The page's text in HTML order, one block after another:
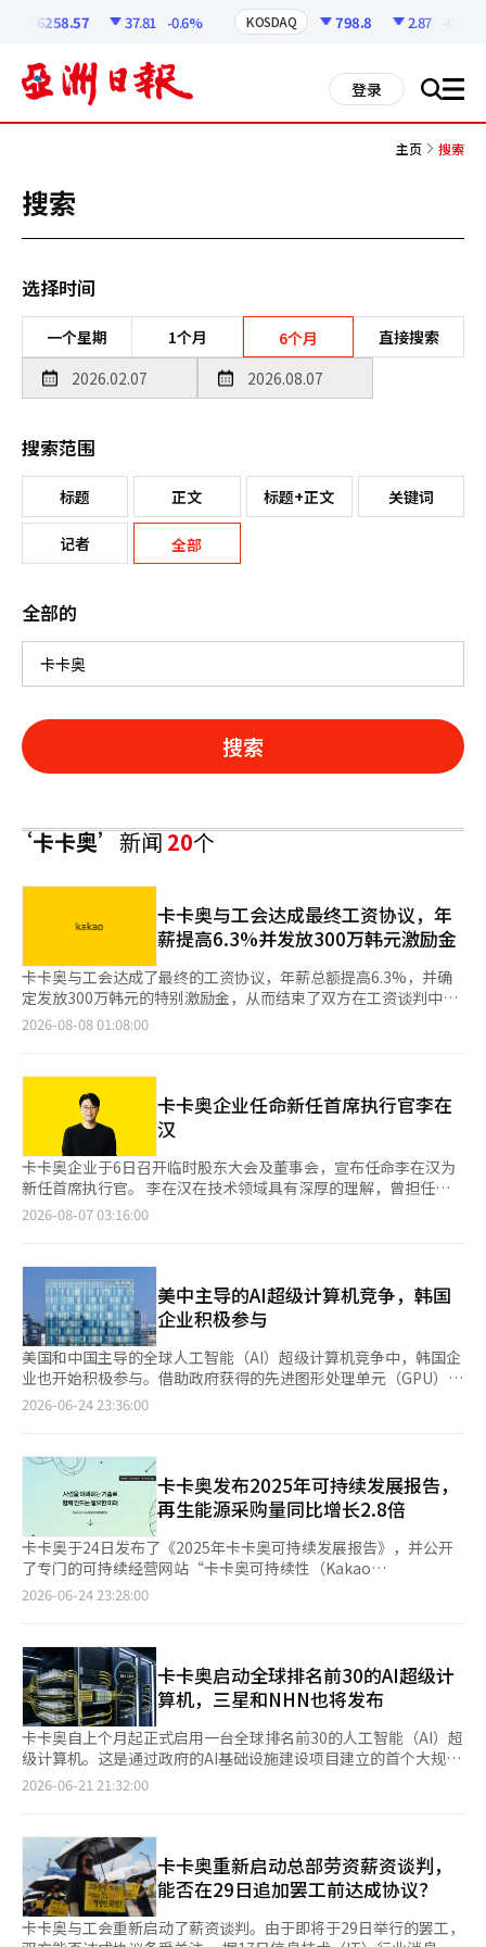
6258.57 37.81 -0.6% KOSDAQ 798.8 2.87 -0.36%
登录 搜 all
主页 搜索
搜索
选择时间
一个星期 1个月 6个月 直接搜索
搜索范围
标题 正文 标题+正文 关键词
记者 全部
全部的
搜索
‘卡卡奥’新闻20个
卡卡奥与工会达成最终工资协议，年
薪提高6.3%并发放300万韩元激励金
卡卡奥与工会达成了最终的工资协议，年薪总额提高6.3%，并确
定发放300万韩元的特别激励金，从而结束了双方在工资谈判中的
不确定性。 卡卡奥于7日表示，经过工会成员投票程序，最终达成
还将获得300万韩元的特别激励金。 卡卡奥表示，将认真履行此次
谈判达成的协议，并计划与工会共同努力，创造可持续发展的环
境，使员工能够更加专注于工作。 此次协议的达成标志着今年工
资上涨的劳资谈判已圆满结束。卡卡奥将基于工资协议的实施，提
升组织的稳定性，并专注于增强业务竞争力。 ※ 本报道经人工智
能（AI）系统翻译与编辑。
2026-08-08 01:08:00
卡卡奥企业任命新任首席执行官李在
汉
卡卡奥企业于6日召开临时股东大会及董事会，宣布任命李在汉为
新任首席执行官。 李在汉在技术领域具有深厚的理解，曾担任云
基础设施/数字转型（DX）部门负责人及业务部门负责人，因其在
础设施架构设计与运营。 李在汉将专注于稳定维护卡卡奥企业的
核心业务，包括人工智能基础设施和混合GPU即服务
（GPUaaS），同时进一步增强人工智能转型（AX）的领先能力，
以提升企业和机构客户的信任，建立可持续的增长基础。 李在汉
表示：“在人工智能创造的新范式中，人工智能数据中心、云基础
设施和人工智能平台正迎来一个重要的转折点。”他强调：“在这
样一个重要的变革时期，我将充分发挥卡卡奥企业的云专业知识和
技术能力，引领人工智能转型，推动整个行业的变革。”※ 本报
2026-08-07 03:16:00
美中主导的AI超级计算机竞争，韩国
企业积极参与
美国和中国主导的全球人工智能（AI）超级计算机竞争中，韩国企
业也开始积极参与。借助政府获得的先进图形处理单元（GPU），
NHN、三星电子和卡卡奥等公司正在构建世界一流的AI超级计算
计算机排名“TOP500”中，NHN云的“NIPA-CL1”排名第20，
三星电子的“SSC-24”排名第25，卡卡奥云的“NIPA”排名第
卡卡奥云（第74位）、三星电子的“SSC-21”（第84位）等也进
入了前100名。共有7个国内系统进入TOP100，显示出韩国在AI基
础设施竞争中的实力提升。 科学技术信息通信部通过去年实施
的“AI计算资源利用基础强化项目”，投入约1.46万亿韩元，获得
了超过1.3万张的先进GPU，包括NVIDIA的B200和H200等。 进入
建、运营支持项目”建立的系统。NHN云利用4080张B200 GPU构
建了NIPA-CL1，而卡卡奥则利用2040张B200 GPU构建了NIPA-
CL2。 业界人士认为，这一成就不仅仅是获得GPU的结果，更是证
明了实际运营技术能力的案例。AI超级计算机的GPU数量越多，节
点间的通信量急剧增加，容易出现瓶颈。能够稳定地连接数千张
GPU的运营能力被视为AI时代的核心竞争力。 NHN云基于国家数
据中心和公共云业务积累的大规模基础设施运营经验，构建了一个
连接4080张B200 GPU的超大规模集群。业界指出，为了有效运营
的。 卡卡奥云同样应用了基于NVIDIA InfiniBand网络的通信优化
技术，提高了GPU间的通信效率。公司表示，HPL基准测试记录了
69.1佩塔浮点运算每秒（PFLOPS）的实际性能，GPU通信效率达
到了理论最大值的95%。 一位业内人士表示：“过去，获得多少
GPU很重要，而现在，如何高效地连接和运营数千张GPU才是竞争
力。”他指出，“此次TOP500的结果显示，国内企业具备了世界
2026-06-24 23:36:00
卡卡奥发布2025年可持续发展报告，
再生能源采购量同比增长2.8倍
卡卡奥于24日发布了《2025年卡卡奥可持续发展报告》，并公开
了专门的可持续经营网站“卡卡奥可持续性（Kakao
sustainability）”。 此次报告采用了全球披露标准（ISSB），并
行了可视化展示。 在环境方面，卡卡奥确认其位于安山的数据中
心通过能源效率提升每年减少了4753吨二氧化碳当量（tCO2eq）
的温室气体。公司首次引入了太阳能直接电力采购协议（PPA），
并应用于安山数据中心，预计到2025年全公司再生能源采购量将
达到29903兆瓦时（MWh），同比增长约2.8倍。此外，卡卡奥在
四个主要业务场所，包括龙仁AI校园，获得了环境管理体系
（ISO14001）认证。 在社会方面，卡卡奥发布了国内首个开源AI
安全模型“卡纳纳安全防护”，以应对生成型AI的风险。公司与四
地方AI人才和企业的培养。社会贡献平台“卡卡奥一起价值”的累
计捐款已突破1000亿韩元，并因支持小微企业数字化转型而获得
了“2026年公平交易日”总统表彰。 在治理结构方面，卡卡奥实
现了15个企业治理核心指标中的14个，达成执行率93%。截至
2025年底，子公司数量从2023年5月的147家减少至94家，以提高
集团治理效率。 在全球ESG评估中，卡卡奥连续三年获得MSCI
2026-06-24 23:28:00
卡卡奥启动全球排名前30的AI超级计
算机，三星和NHN也将发布
卡卡奥自上个月起正式启用一台全球排名前30的人工智能（AI）超
级计算机。这是通过政府的AI基础设施建设项目建立的首个大规模
超级计算机，预计将积极用于增强卡卡奥旗下公司的AI代理能力。
获得的英伟达最新图形处理器（GPU）“HGX B200（黑威
尔）”的GPU集群（超级计算机）建设，并于5月底开始试运行。
卡卡奥的新超级计算机规模为255个节点，按照超级计算机性能测
评的LINPACK（HPL）基准，其实际性能为69.1佩塔浮点运算
（PFLOPS），理论性能为78.65 PFLOPS。这一性能是之前运营的
2026-06-21 21:32:00
卡卡奥重新启动总部劳资薪资谈判，
能否在29日追加罢工前达成协议？
卡卡奥与工会重新启动了薪资谈判。由于即将于29日举行的罢工，